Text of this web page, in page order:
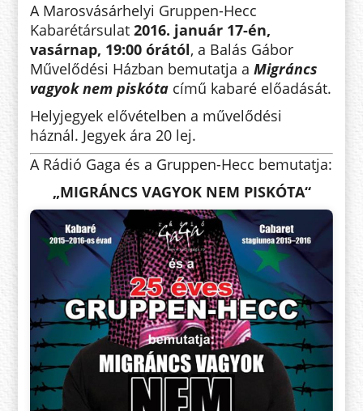
A Marosvásárhelyi Gruppen-Hecc
Kabarétársulat2016. január 17-én,
vasárnap, 19:00 órától, a Balás Gábor
Művelődési Házban bemutatja aMigráncs
vagyok nem piskóta című kabaré előadását.
Helyjegyek elővételben a művelődési
háznál. Jegyek ára 20 lej.
A Rádió Gaga és a Gruppen-Hecc bemutatja:
„MIGRÁNCS VAGYOK NEM PISKÓTA“